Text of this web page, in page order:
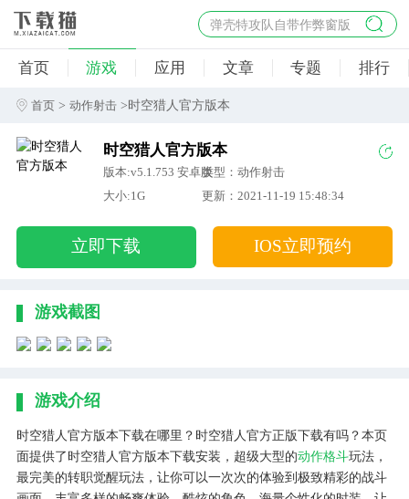
弹壳特攻队自带作弊窗版
杀手47行动
地狱幸存者破解版
首页 游戏 应用 文章 专题 排行
首页 >动作射击 >时空猎人官方版本
时空猎人官方版本
版本:v5.1.753 安卓版类型：动作射击
大小:1G
更新：2021-11-19 15:48:34
立即下载 IOS立即预约
游戏截图
游戏介绍
时空猎人官方版本下载在哪里？时空猎人官方正版下载有吗？本页
面提供了时空猎人官方版本下载安装，超级大型的动作格斗玩法，
最完美的转职觉醒玩法，让你可以一次次的体验到极致精彩的战斗